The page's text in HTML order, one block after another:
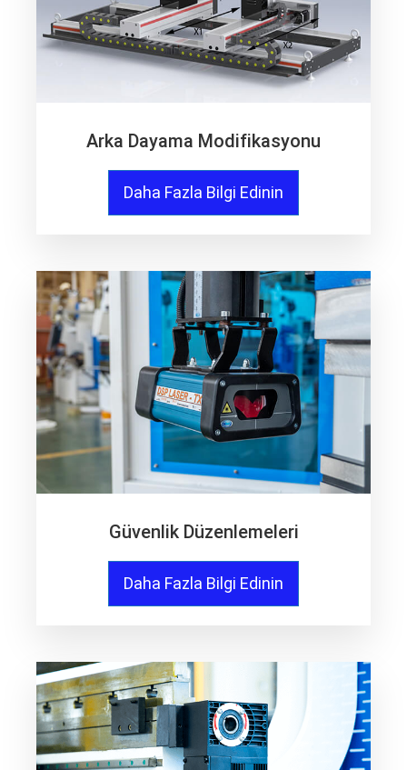
Arka Dayama Modifikasyonu
Daha Fazla Bilgi Edinin
Güvenlik Düzenlemeleri
Daha Fazla Bilgi Edinin